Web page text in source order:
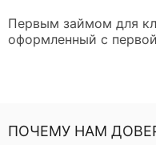
Первым займом для
оформленный с
ПОЧЕМУ НАМ